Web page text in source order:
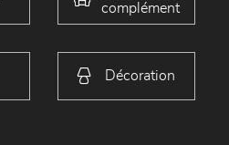
complément
Décoration